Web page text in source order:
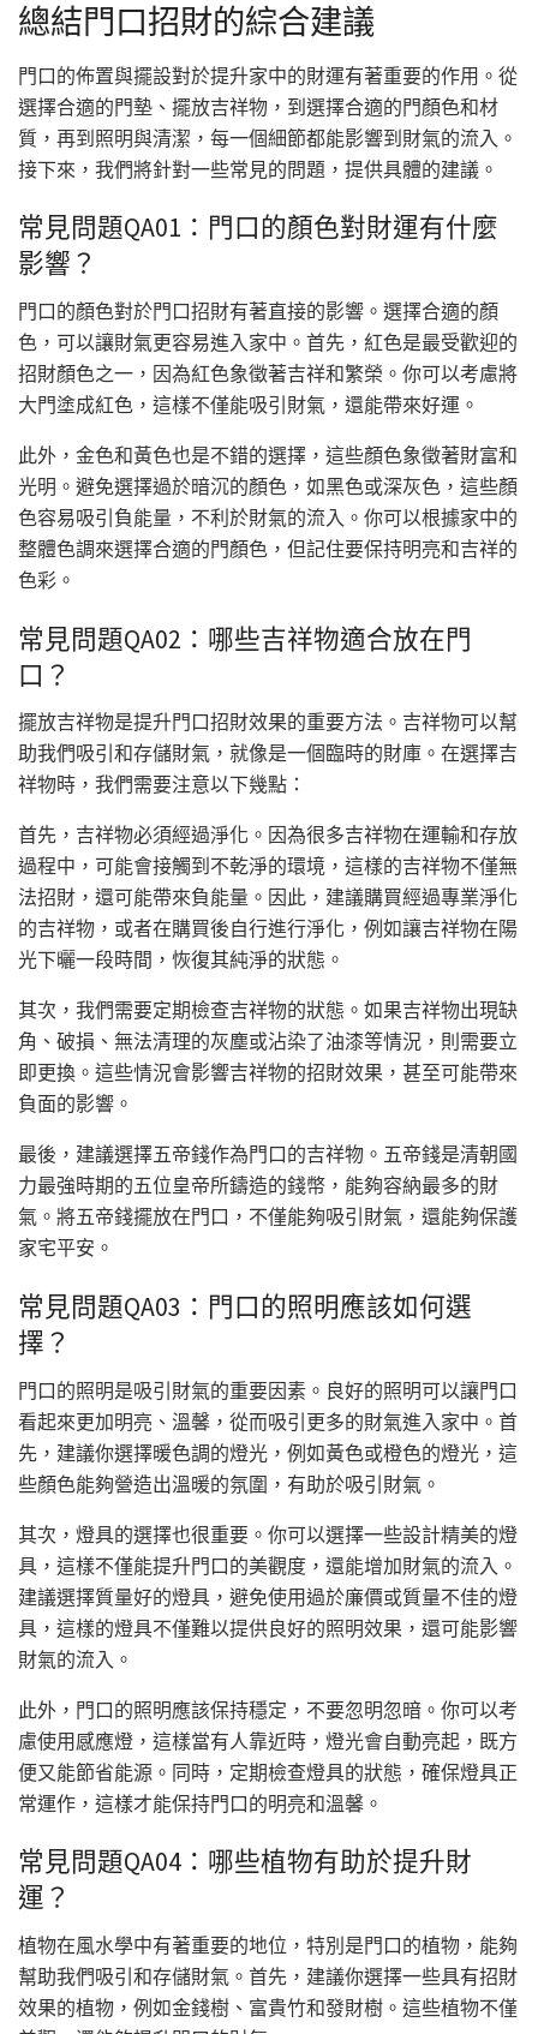
總結門口招財的綜合建議
門口的佈置與擺設對於提升家中的財運有著重要的作用。從
選擇合適的門墊、擺放吉祥物，到選擇合適的門顏色和材
質，再到照明與清潔，每一個細節都能影響到財氣的流入。
接下來，我們將針對一些常見的問題，提供具體的建議。
常見問題QA01：門口的顏色對財運有什麼
影響？
門口的顏色對於門口招財有著直接的影響。選擇合適的顏
色，可以讓財氣更容易進入家中。首先，紅色是最受歡迎的
招財顏色之一，因為紅色象徵著吉祥和繁榮。你可以考慮將
大門塗成紅色，這樣不僅能吸引財氣，還能帶來好運。
此外，金色和黃色也是不錯的選擇，這些顏色象徵著財富和
光明。避免選擇過於暗沉的顏色，如黑色或深灰色，這些顏
色容易吸引負能量，不利於財氣的流入。你可以根據家中的
整體色調來選擇合適的門顏色，但記住要保持明亮和吉祥的
色彩。
常見問題QA02：哪些吉祥物適合放在門
口？
擺放吉祥物是提升門口招財效果的重要方法。吉祥物可以幫
助我們吸引和存儲財氣，就像是一個臨時的財庫。在選擇吉
祥物時，我們需要注意以下幾點：
首先，吉祥物必須經過淨化。因為很多吉祥物在運輸和存放
過程中，可能會接觸到不乾淨的環境，這樣的吉祥物不僅無
法招財，還可能帶來負能量。因此，建議購買經過專業淨化
的吉祥物，或者在購買後自行進行淨化，例如讓吉祥物在陽
光下曬一段時間，恢復其純淨的狀態。
其次，我們需要定期檢查吉祥物的狀態。如果吉祥物出現缺
角、破損、無法清理的灰塵或沾染了油漆等情況，則需要立
即更換。這些情況會影響吉祥物的招財效果，甚至可能帶來
負面的影響。
最後，建議選擇五帝錢作為門口的吉祥物。五帝錢是清朝國
力最強時期的五位皇帝所鑄造的錢幣，能夠容納最多的財
氣。將五帝錢擺放在門口，不僅能夠吸引財氣，還能夠保護
家宅平安。
常見問題QA03：門口的照明應該如何選
擇？
門口的照明是吸引財氣的重要因素。良好的照明可以讓門口
看起來更加明亮、溫馨，從而吸引更多的財氣進入家中。首
先，建議你選擇暖色調的燈光，例如黃色或橙色的燈光，這
些顏色能夠營造出溫暖的氛圍，有助於吸引財氣。
其次，燈具的選擇也很重要。你可以選擇一些設計精美的燈
具，這樣不僅能提升門口的美觀度，還能增加財氣的流入。
建議選擇質量好的燈具，避免使用過於廉價或質量不佳的燈
具，這樣的燈具不僅難以提供良好的照明效果，還可能影響
財氣的流入。
此外，門口的照明應該保持穩定，不要忽明忽暗。你可以考
慮使用感應燈，這樣當有人靠近時，燈光會自動亮起，既方
便又能節省能源。同時，定期檢查燈具的狀態，確保燈具正
常運作，這樣才能保持門口的明亮和溫馨。
常見問題QA04：哪些植物有助於提升財
運？
植物在風水學中有著重要的地位，特別是門口的植物，能夠
幫助我們吸引和存儲財氣。首先，建議你選擇一些具有招財
效果的植物，例如金錢樹、富貴竹和發財樹。這些植物不僅